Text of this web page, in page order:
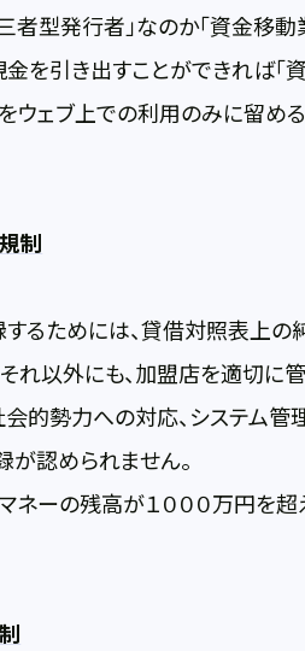
者型発行者」なのか「資金移
金を引き出すことができれば「
ウェブ上での利用のみに留め
制
するためには、貸借対照表上
れ以外にも、加盟店を適切に
的勢力への対応、システム
認められません。
ーの残高が１０００万円を超